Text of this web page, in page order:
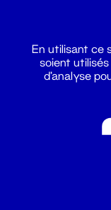
Suivez
En utilisant ce
soient
d'analyse